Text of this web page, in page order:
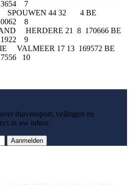
7
44 32 4 BE
8
HERDERE 21 8 170666 BE
9
VALMEER 17 13 169572 BE
10
duivensport, veilingen en
in uw inbox.
Aanmelden